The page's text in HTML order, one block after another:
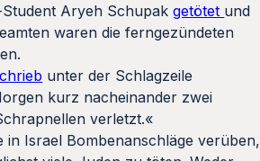
Student Aryeh Schupakgetötet und
waren die ferngezündeten
unter der Schlagzeile
kurz nacheinander zwei
verletzt.«
Israel Bombenanschläge verüben,